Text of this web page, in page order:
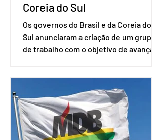
Coreia do Sul
Os governos do Brasil e da Coreia do
Sul anunciaram a criação de um grupo
de trabalho com o objetivo de avançar
Uruguai, além de outros países
associados. “Decidimos criar um grupo
de trabalho que vai identificar
sensibilidades dos dois lados e evitar